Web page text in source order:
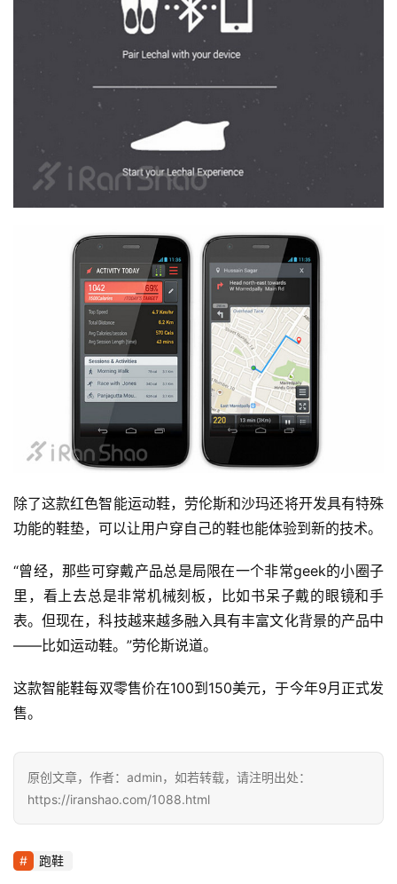
户
运
动
集
除了这款红色智能运动鞋，劳伦斯和沙玛还将开发具有特殊
功能的鞋垫，可以让用户穿自己的鞋也能体验到新的技术。
“曾经，那些可穿戴产品总是局限在一个非常geek的小圈子
里，看上去总是非常机械刻板，比如书呆子戴的眼镜和手
表。但现在，科技越来越多融入具有丰富文化背景的产品中
——比如运动鞋。”劳伦斯说道。
这款智能鞋每双零售价在100到150美元，于今年9月正式发
售。
原创文章，作者：admin，如若转载，请注明出处：
https://iranshao.com/1088.html
跑鞋